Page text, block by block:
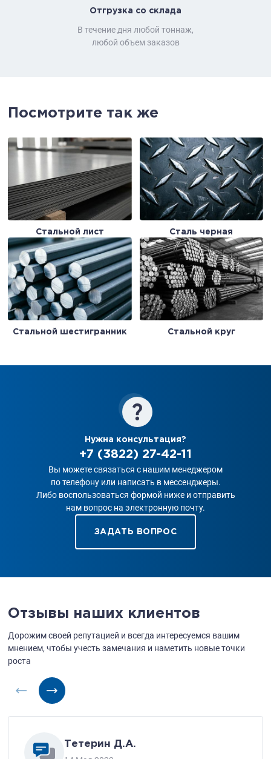
Отгрузка со склада
В течение дня любой тоннаж,
любой объем заказов
Посмотрите так же
Стальной лист Сталь черная
Стальной шестигранник Стальной круг
Нужна консультация?
+7 (3822) 27-42-11
Вы можете связаться с нашим менеджером
по телефону или написать в мессенджеры.
Либо воспользоваться формой ниже и отправить
нам вопрос на электронную почту.
ЗАДАТЬ ВОПРОС
Отзывы наших клиентов
Дорожим своей репутацией и всегда интересуемся вашим
мнением, чтобы учесть замечания и наметить новые точки
роста
Тетерин Д.А.